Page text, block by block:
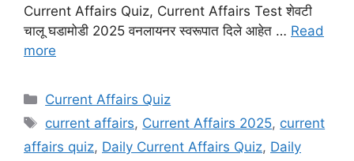
Current Affairs Quiz, Current Affairs Test शेवटी
चालू घडामोडी 2025 वनलायनर स्वरूपात दिले आहेत … Read
more
Categories
Current Affairs Quiz
Tags
current affairs, Current Affairs 2025, current
affairs quiz, Daily Current Affairs Quiz, Daily